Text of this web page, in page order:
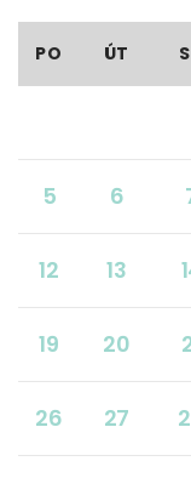
PO ÚT
5 6
12 13
19 20
26 27